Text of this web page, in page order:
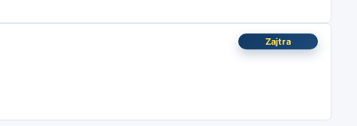
šíril v horách nad jazerom. Hasiči s pomocou lietadiel a
incidenty s dronmi pri vojenskej základni aj na letisku
Zajtra